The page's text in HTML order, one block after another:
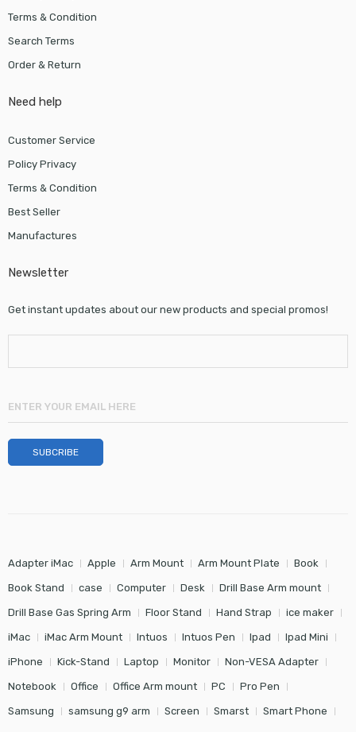
Terms & Condition
Search Terms
Order & Return
Need help
Customer Service
Policy Privacy
Terms & Condition
Best Seller
Manufactures
Newsletter
Get instant updates about our new products and special promos!
Adapter iMac Apple Arm Mount Arm Mount Plate Book
Book Stand case Computer Desk Drill Base Arm mount
Drill Base Gas Spring Arm Floor Stand Hand Strap ice maker
iMac iMac Arm Mount Intuos Intuos Pen Ipad Ipad Mini
iPhone Kick-Stand Laptop Monitor Non-VESA Adapter
Notebook Office Office Arm mount PC Pro Pen
Samsung samsung g9 arm Screen Smarst Smart Phone